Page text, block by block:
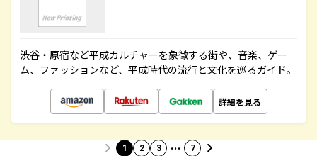
渋谷・原宿など平成カルチャーを象徴する街や、音楽、ゲー
ム、ファッションなど、平成時代の流行と文化を巡るガイド。
詳細を見る
1 2 3 … 7